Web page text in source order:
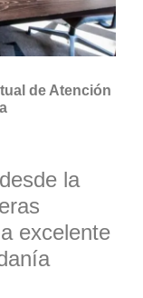
de Atención
la
excelente